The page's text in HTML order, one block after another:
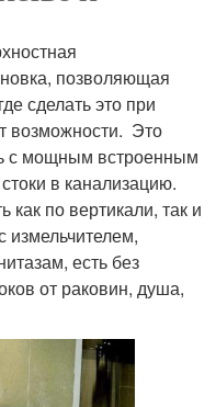
позволяющая
сделать это при
возможности. Это
с мощным встроенным
в канализацию.
по вертикали, так и
измельчителем,
есть без
от раковин, душа,